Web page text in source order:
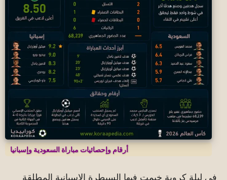
أرقام وإحصائيات مباراة السعودية وإسبانيا
في ليلة كروية خيمت فيها السيطرة الإسبانية المطلقة